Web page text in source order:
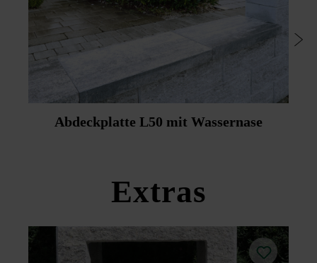
Abdeckplatte L50 mit Wassernase
Extras